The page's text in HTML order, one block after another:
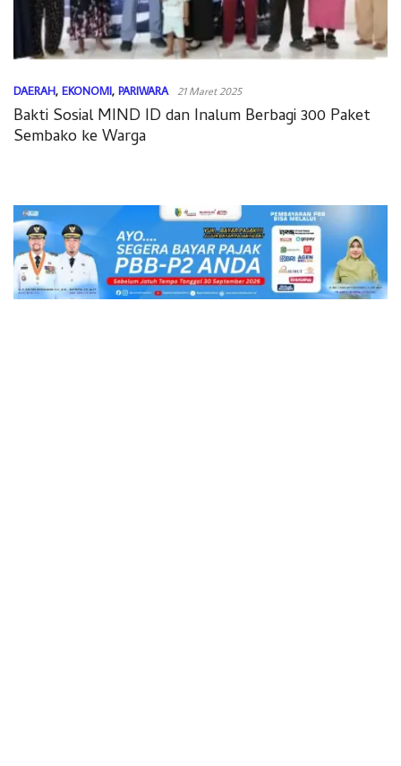
DAERAH, EKONOMI, PARIWARA 21 Maret 2025
Bakti Sosial MIND ID dan Inalum Berbagi 300 Paket
Sembako ke Warga